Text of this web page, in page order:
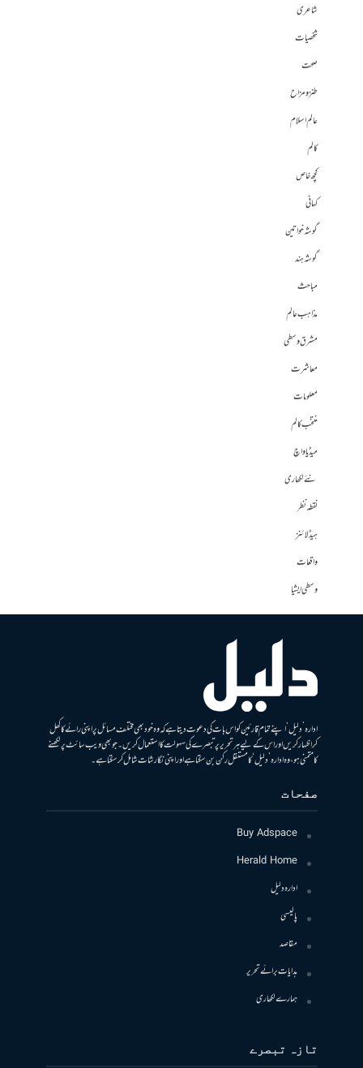
شاعری
شخصیات
صحت
طنز و مزاح
عالم اسلام
کالم
کچھ خاص
کہانی
گوشہ خواتین
گوشہ ہند
مباحث
مذاہب عالم
مشرق وسطی
معاشرت
معلومات
منتخب کالم
میڈیا واچ
نئے لکھاری
نقطہ نظر
ہیڈلائنز
واقعات
وسطی ایشیا
ادارہ ’دلیل‘ اپنے تمام قارئین کو اس بات کی دعوت دیتا ہے کہ وہ خود بھی مختلف مسائل پر اپنی رائے کا کھل
کر اظہار کریں اور اس کے لیے ہر تحریر پر تبصرے کی سہولت کا استعمال کریں۔ جو بھی ویب سائٹ پر لکھنے
کا متمنی ہو، وہ ادارہ ’دلیل‘ کا مستقل رکن بن سکتا ہے اور اپنی نگارشات شامل کرسکتا ہے۔
صفحات
Buy Adspace
Herald Home
ادارہ دلیل
پالیسی
مقاصد
ہدایات برائے تحریر
ہمارے لکھاری
تازہ تبصرے